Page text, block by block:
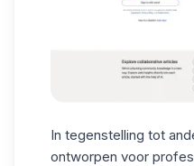
In tegenstelling tot
ontworpen voor